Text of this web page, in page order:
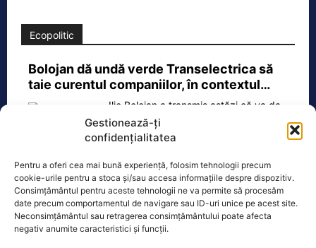
Gestionează-ți
confidențialitatea
Pentru a oferi cea mai bună experiență, folosim tehnologii precum
cookie-urile pentru a stoca și/sau accesa informațiile despre dispozitiv.
Consimțământul pentru aceste tehnologii ne va permite să procesăm
date precum comportamentul de navigare sau ID-uri unice pe acest site.
Neconsimțământul sau retragerea consimțământului poate afecta
negativ anumite caracteristici și funcții.
Ecopolitic
Bolojan dă undă verde Transelectrica să
taie curentul companiilor, în contextul…
Ilie Bolojan a transmis astăzi că va da
undă verde Transelectrica să taie
curentul companiilor, în contextul
Oficiul de Știri